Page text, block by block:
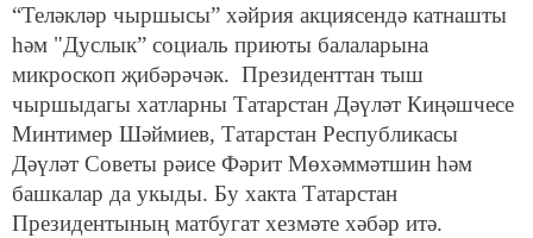
“Теләкләр чыршысы” хәйрия акциясендә катнашты
һәм "Дуслык” социаль приюты балаларына
микроскоп җибәрәчәк. Президенттан тыш
чыршыдагы хатларны Татарстан Дәүләт Киңәшчесе
Минтимер Шәймиев, Татарстан Республикасы
Дәүләт Советы рәисе Фәрит Мөхәммәтшин һәм
башкалар да укыды. Бу хакта Татарстан
Президентының матбугат хезмәте хәбәр итә.